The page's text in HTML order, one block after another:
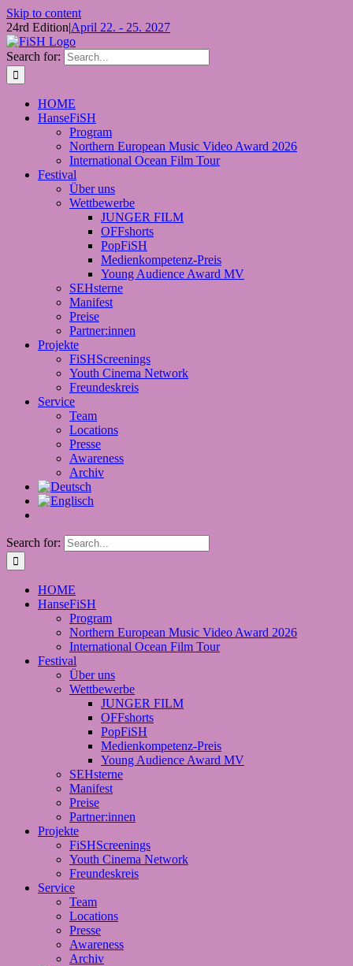
Skip to content
24rd Edition|April 22. - 25. 2027
Search for:
HOME
HanseFiSH
Program
Northern European Music Video Award 2026
International Ocean Film Tour
Festival
Über uns
Wettbewerbe
JUNGER FILM
OFFshorts
PopFiSH
Medienkompetenz-Preis
Young Audience Award MV
SEHsterne
Manifest
Preise
Partner:innen
Projekte
FiSHScreenings
Youth Cinema Network
Freundeskreis
Service
Team
Locations
Presse
Awareness
Archiv
Search for:
HOME
HanseFiSH
Program
Northern European Music Video Award 2026
International Ocean Film Tour
Festival
Über uns
Wettbewerbe
JUNGER FILM
OFFshorts
PopFiSH
Medienkompetenz-Preis
Young Audience Award MV
SEHsterne
Manifest
Preise
Partner:innen
Projekte
FiSHScreenings
Youth Cinema Network
Freundeskreis
Service
Team
Locations
Presse
Awareness
Archiv